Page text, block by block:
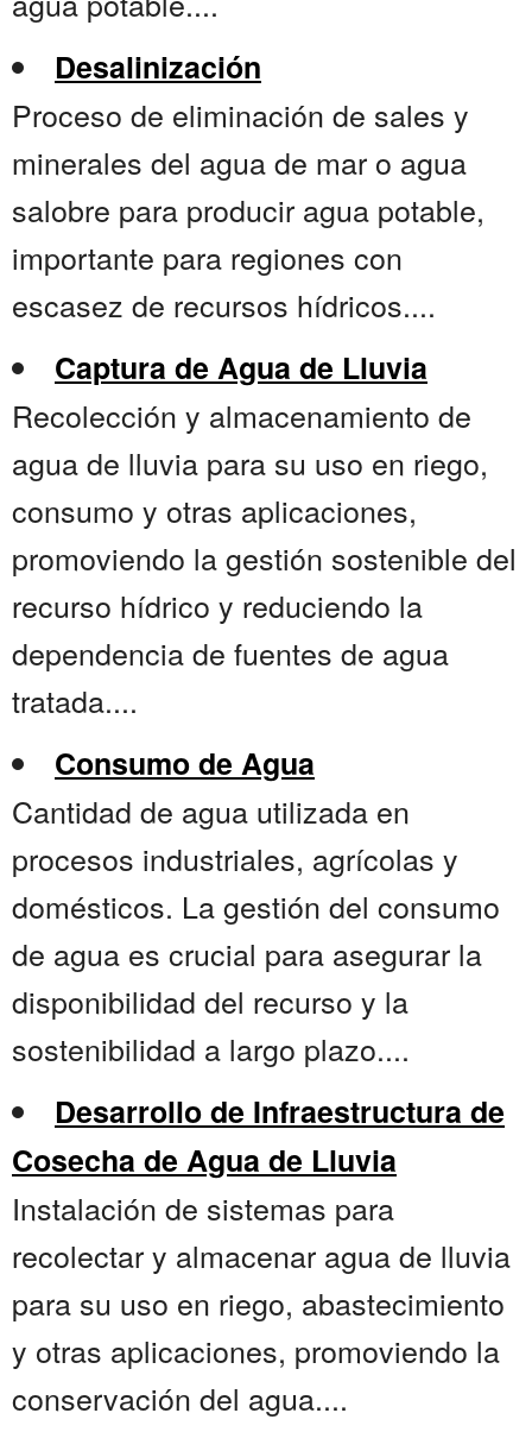
Desalinización
Proceso de eliminación de sales y
minerales del agua de mar o agua
salobre para producir agua potable,
importante para regiones con
escasez de recursos hídricos....
Captura de Agua de Lluvia
Recolección y almacenamiento de
agua de lluvia para su uso en riego,
consumo y otras aplicaciones,
promoviendo la gestión sostenible del
recurso hídrico y reduciendo la
dependencia de fuentes de agua
tratada....
Consumo de Agua
Cantidad de agua utilizada en
procesos industriales, agrícolas y
domésticos. La gestión del consumo
de agua es crucial para asegurar la
disponibilidad del recurso y la
sostenibilidad a largo plazo....
Desarrollo de Infraestructura de
Cosecha de Agua de Lluvia
Instalación de sistemas para
recolectar y almacenar agua de lluvia
para su uso en riego, abastecimiento
y otras aplicaciones, promoviendo la
conservación del agua....